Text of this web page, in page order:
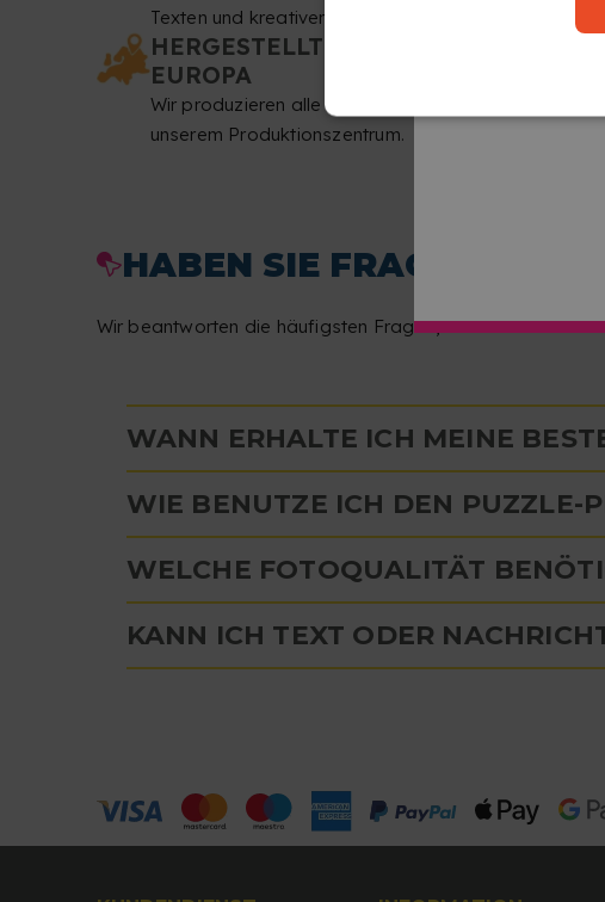
Texten und kreativen Details.
HERGESTELLT IN
EUROPA
Wir produzieren alle Puzzles in
unserem Produktionszentrum.
HABEN SIE FRAGEN ZUM
Wir beantworten die häufigsten Fragen, damit die
WANN ERHALTE ICH MEINE
WIE BENUTZE ICH DEN PUZZLE-
WELCHE FOTOQUALITÄT
KANN ICH TEXT ODER